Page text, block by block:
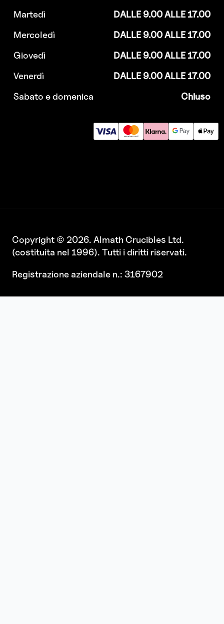
Martedì
DALLE 9.00 ALLE 17.00
Mercoledì
DALLE 9.00 ALLE 17.00
Giovedì
DALLE 9.00 ALLE 17.00
Venerdì
DALLE 9.00 ALLE 17.00
Sabato e domenica
Chiuso
Copyright © 2026. Almath Crucibles Ltd.
(costituita nel 1996). Tutti i diritti riservati.
Registrazione aziendale n.: 3167902